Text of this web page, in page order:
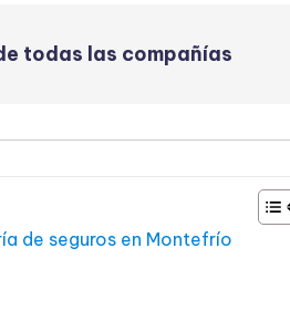
todas las compañías
de seguros en Montefrío